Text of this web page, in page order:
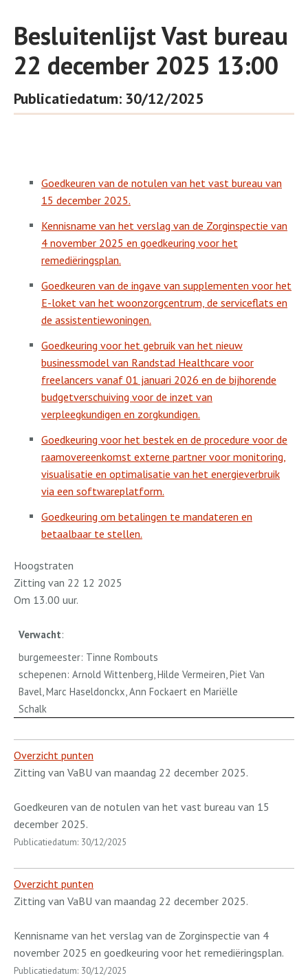
Besluitenlijst Vast bureau
22 december 2025 13:00
Publicatiedatum: 30/12/2025
Goedkeuren van de notulen van het vast bureau van
15 december 2025.
Kennisname van het verslag van de Zorginspectie van
4 november 2025 en goedkeuring voor het
remediëringsplan.
Goedkeuren van de ingave van supplementen voor het
E-loket van het woonzorgcentrum, de serviceflats en
de assistentiewoningen.
Goedkeuring voor het gebruik van het nieuw
businessmodel van Randstad Healthcare voor
freelancers vanaf 01 januari 2026 en de bijhorende
budgetverschuiving voor de inzet van
verpleegkundigen en zorgkundigen.
Goedkeuring voor het bestek en de procedure voor de
raamovereenkomst externe partner voor monitoring,
visualisatie en optimalisatie van het energieverbruik
via een softwareplatform.
Goedkeuring om betalingen te mandateren en
betaalbaar te stellen.
Hoogstraten
Zitting van 22 12 2025
Om 13.00 uur.
Verwacht:
burgemeester: Tinne Rombouts
schepenen: Arnold Wittenberg, Hilde Vermeiren, Piet Van
Bavel, Marc Haseldonckx, Ann Fockaert en Mariëlle
Schalk
Overzicht punten
Zitting van VaBU van maandag 22 december 2025.
Goedkeuren van de notulen van het vast bureau van 15
december 2025.
Publicatiedatum: 30/12/2025
Overzicht punten
Zitting van VaBU van maandag 22 december 2025.
Kennisname van het verslag van de Zorginspectie van 4
november 2025 en goedkeuring voor het remediëringsplan.
Publicatiedatum: 30/12/2025